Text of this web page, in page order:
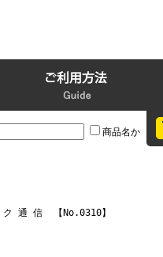
商品名か
通 信  【No.0310】